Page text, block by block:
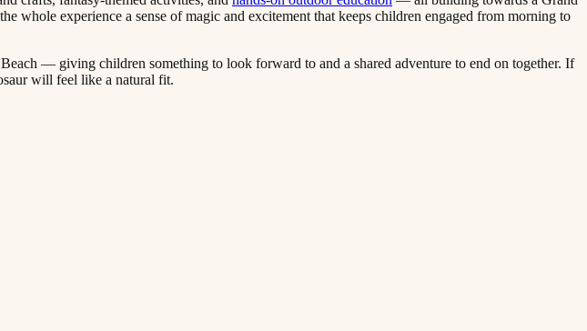
experience a sense of magic and excitement that keeps children engaged from morning to
— giving children something to look forward to and a shared adventure to end on together. If